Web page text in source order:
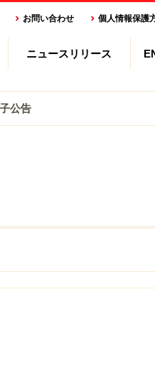
ニュースリリース
お問い合わせ 個人情報保護
公告